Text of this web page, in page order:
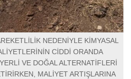
NEDENİYLE KİMYASAL
CİDDİ ORANDA
VE DOĞAL ALTERNATİFLERİ
MALİYET ARTIŞLARINA